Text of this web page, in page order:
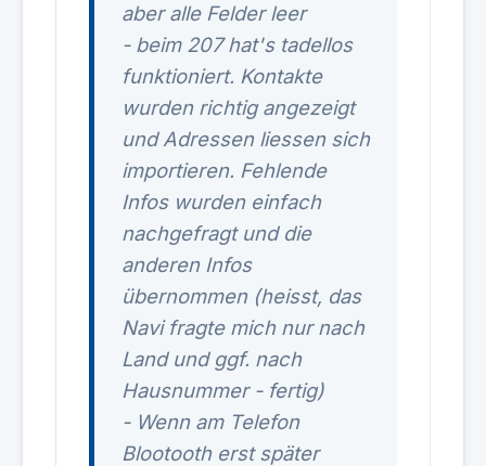
aber alle Felder leer
- beim 207 hat's tadellos
funktioniert. Kontakte
wurden richtig angezeigt
und Adressen liessen sich
importieren. Fehlende
Infos wurden einfach
nachgefragt und die
anderen Infos
übernommen (heisst, das
Navi fragte mich nur nach
Land und ggf. nach
Hausnummer - fertig)
- Wenn am Telefon
Blootooth erst später